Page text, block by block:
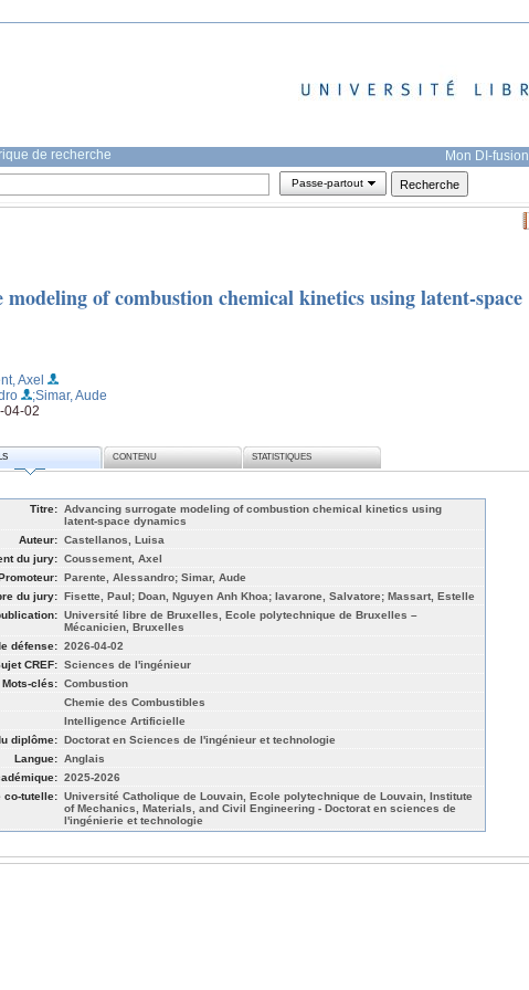
de recherche Mon DI-fusion
Passe-partout
of combustion chemical kinetics using latent-space
Axel
;Simar, Aude
04-02
CONTENU STATISTIQUES
Titre: Advancing surrogate modeling of combustion chemical kinetics using
latent-space dynamics
Auteur: Castellanos, Luisa
du jury: Coussement, Axel
Parente, Alessandro; Simar, Aude
du jury: Fisette, Paul; Doan, Nguyen Anh Khoa; Iavarone, Salvatore; Massart, Estelle
Université libre de Bruxelles, Ecole polytechnique de Bruxelles –
Mécanicien, Bruxelles
défense: 2026-04-02
CREF: Sciences de l'ingénieur
Mots-clés: Combustion
Chemie des Combustibles
Intelligence Artificielle
diplôme: Doctorat en Sciences de l'ingénieur et technologie
Langue: Anglais
2025-2026
co-tutelle: Université Catholique de Louvain, Ecole polytechnique de Louvain, Institute
of Mechanics, Materials, and Civil Engineering - Doctorat en sciences de
l'ingénierie et technologie